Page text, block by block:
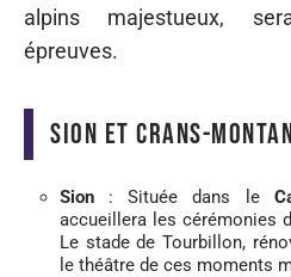
alpins majestueux,
épreuves.
Sion et Crans-
Sion : Située dans le
accueillera les cérémonies
Le stade de Tourbillon,
le théâtre de ces moments